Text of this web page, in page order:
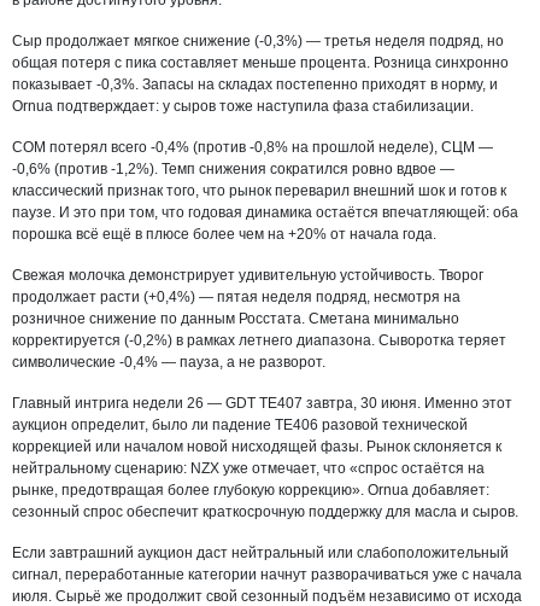
Сыр продолжает мягкое снижение (-0,3%) — третья неделя подряд, но
общая потеря с пика составляет меньше процента. Розница синхронно
показывает -0,3%. Запасы на складах постепенно приходят в норму, и
Ornua подтверждает: у сыров тоже наступила фаза стабилизации.
СОМ потерял всего -0,4% (против -0,8% на прошлой неделе), СЦМ —
-0,6% (против -1,2%). Темп снижения сократился ровно вдвое —
классический признак того, что рынок переварил внешний шок и готов к
паузе. И это при том, что годовая динамика остаётся впечатляющей: оба
порошка всё ещё в плюсе более чем на +20% от начала года.
Свежая молочка демонстрирует удивительную устойчивость. Творог
продолжает расти (+0,4%) — пятая неделя подряд, несмотря на
розничное снижение по данным Росстата. Сметана минимально
корректируется (-0,2%) в рамках летнего диапазона. Сыворотка теряет
символические -0,4% — пауза, а не разворот.
Главный интрига недели 26 — GDT TE407 завтра, 30 июня. Именно этот
аукцион определит, было ли падение TE406 разовой технической
коррекцией или началом новой нисходящей фазы. Рынок склоняется к
нейтральному сценарию: NZX уже отмечает, что «спрос остаётся на
рынке, предотвращая более глубокую коррекцию». Ornua добавляет:
сезонный спрос обеспечит краткосрочную поддержку для масла и сыров.
Если завтрашний аукцион даст нейтральный или слабоположительный
сигнал, переработанные категории начнут разворачиваться уже с начала
июля. Сырьё же продолжит свой сезонный подъём независимо от исхода